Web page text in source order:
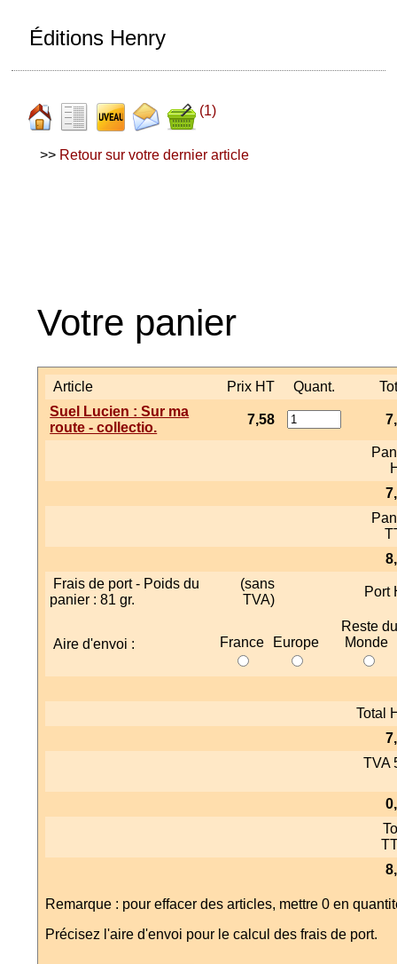
Éditions Henry
(1)
>> Retour sur votre dernier article
Votre panier
Article Prix HT Quant.
Suel Lucien : Sur ma
route - collectio.
7,58
Frais de port - Poids du
panier : 81 gr.
(sans
TVA)
Port
Aire d'envoi : France Europe
Reste
Monde
Total
TVA
Remarque : pour effacer des articles, mettre 0 en
Précisez l'aire d'envoi pour le calcul des frais de port.